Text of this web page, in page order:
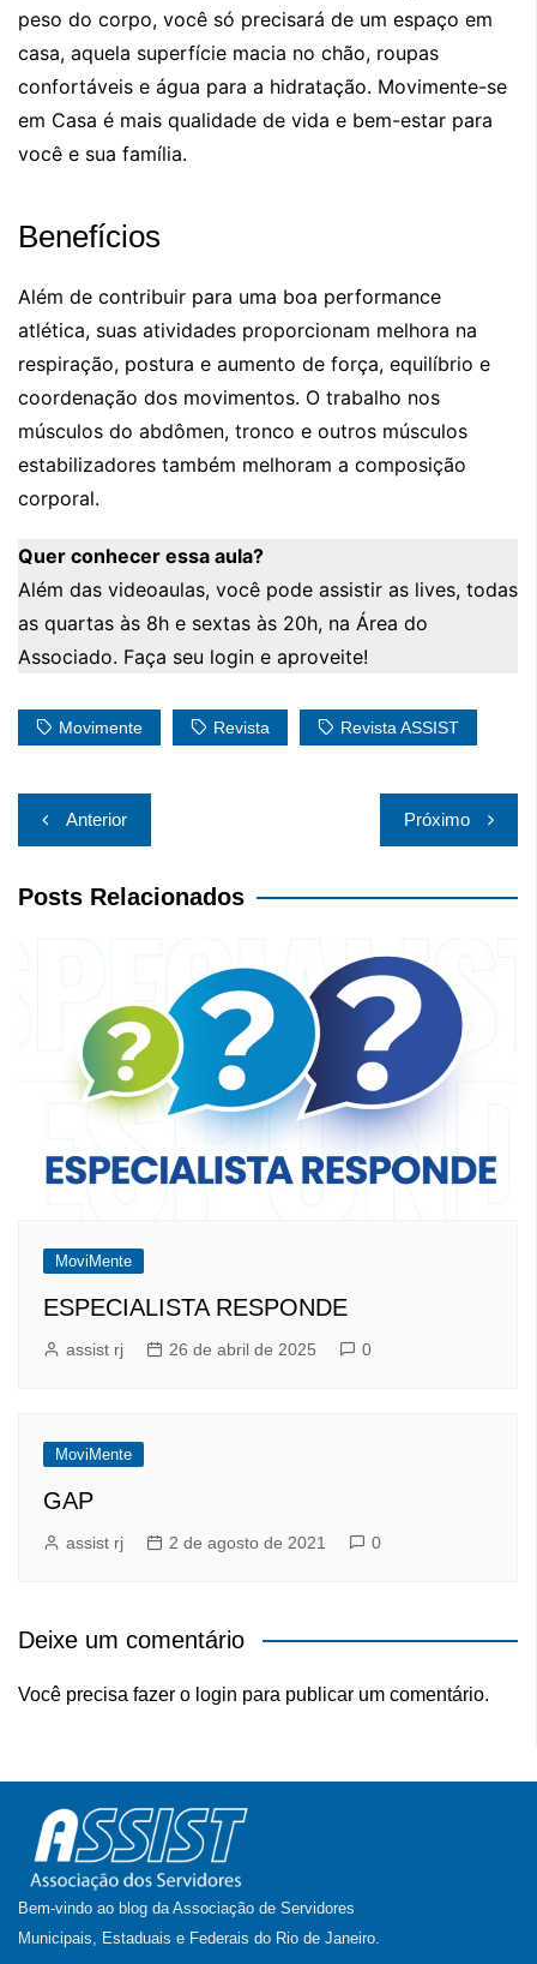
peso do corpo, você só precisará de um espaço em
casa, aquela superfície macia no chão, roupas
confortáveis e água para a hidratação. Movimente-se
em Casa é mais qualidade de vida e bem-estar para
você e sua família.
Benefícios
Além de contribuir para uma boa performance
atlética, suas atividades proporcionam melhora na
respiração, postura e aumento de força, equilíbrio e
coordenação dos movimentos. O trabalho nos
músculos do abdômen, tronco e outros músculos
estabilizadores também melhoram a composição
corporal.
Quer conhecer essa aula?
Além das videoaulas, você pode assistir as lives, todas
as quartas às 8h e sextas às 20h, na Área do
Associado. Faça seu login e aproveite!
Movimente Revista Revista ASSIST
Navegação
de
Post
Anterior Próximo
Posts Relacionados
MoviMente
ESPECIALISTA RESPONDE
assist rj 26 de abril de 2025 0
MoviMente
GAP
assist rj 2 de agosto de 2021 0
Deixe um comentário
Você precisa fazer o login para publicar um comentário.
Bem-vindo ao blog da Associação de Servidores
Municipais, Estaduais e Federais do Rio de Janeiro.